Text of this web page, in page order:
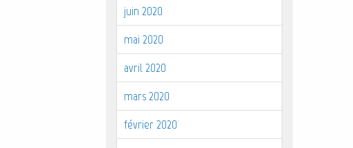
juin 2020
mai 2020
avril 2020
mars 2020
février 2020